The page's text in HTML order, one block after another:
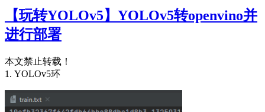
【玩转YOLOv5】YOLOv5转openvino并
进行部署
本文禁止转载！
1. YOLOv5环